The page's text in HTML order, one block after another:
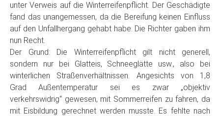
unter Verweis auf die Winterreifenpflicht. Der Geschädigte
fand das unangemessen, da die Bereifung keinen Einfluss
auf den Unfallhergang gehabt habe. Die Richter gaben ihm
nun Recht.
Der Grund: Die Winterreifenpflicht gilt nicht generell,
sondern nur bei Glatteis, Schneeglätte usw., also bei
winterlichen Straßenverhältnissen. Angesichts von 1,8
Grad Außentemperatur sei es zwar „objektiv
verkehrswidrig“ gewesen, mit Sommerreifen zu fahren, da
mit Eisbildung gerechnet werden musste. Es fehlte nach